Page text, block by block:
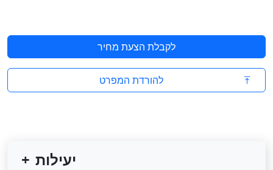
לקבלת הצעת מחיר
להורדת המפרט
יעילות